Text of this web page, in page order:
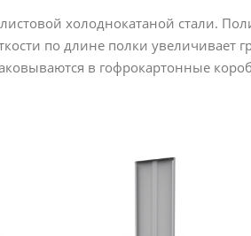
холоднокатаной стали.
по длине полки увеличивает
в гофрокартонные